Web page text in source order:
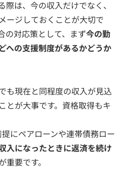
は、今の収入だけでなく、
ージしておくことが大切で
の対応策として、まず今の勤
への支援制度があるかどうか
も現在と同程度の収入が見込
とが大事です。資格取得もキ
にペアローンや連帯債務ロー
入になったときに返済を続け
重要です。